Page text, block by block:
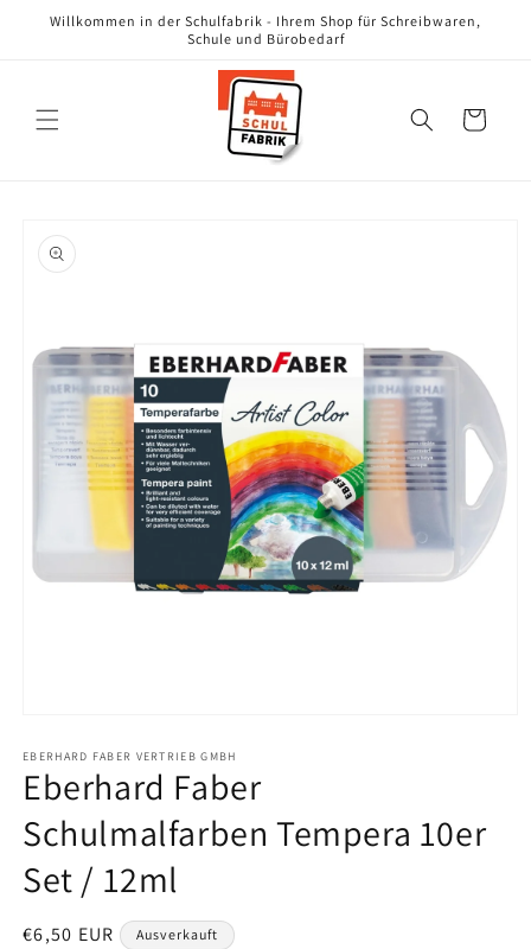
zum
Willkommen in der Schulfabrik - Ihrem Shop für Schreibwaren,
Schule und Bürobedarf
Warenkorb
in
Modal
öffnen
EBERHARD FABER VERTRIEB GMBH
Eberhard Faber
Schulmalfarben Tempera 10er
Set / 12ml
Normaler
€6,50 EUR Ausverkauft